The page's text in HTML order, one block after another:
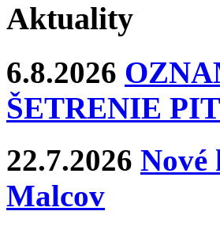
Aktuality
6.8.2026
ŠETRENIE
22.7.2026 Nové
Malcov